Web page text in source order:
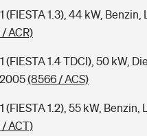
(FIESTA 1.3), 44 kW, Benzin,
ACR)
(FIESTA 1.4 TDCI), 50 kW,
(8566 / ACS)
(FIESTA 1.2), 55 kW, Benzin,
ACT)